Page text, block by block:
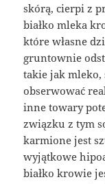
skórą, cierpi z
białko mleka
które własne
gruntownie
takie jak mleko,
obserwować
inne towary
związku z tym
karmione jest
wyjątkowe
białko krowie